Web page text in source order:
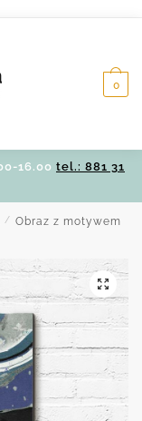
0
16.00 tel.: 881 31
/ Obraz z motywem